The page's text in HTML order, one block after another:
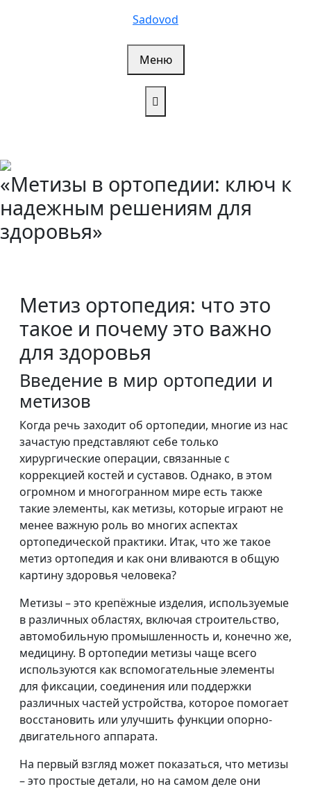
Sadovod
Меню
«Метизы в ортопедии: ключ к
надежным решениям для
здоровья»
Метиз ортопедия: что это
такое и почему это важно
для здоровья
Введение в мир ортопедии и
метизов
Когда речь заходит об ортопедии, многие из нас
зачастую представляют себе только
хирургические операции, связанные с
коррекцией костей и суставов. Однако, в этом
огромном и многогранном мире есть также
такие элементы, как метизы, которые играют не
менее важную роль во многих аспектах
ортопедической практики. Итак, что же такое
метиз ортопедия и как они вливаются в общую
картину здоровья человека?
Метизы – это крепёжные изделия, используемые
в различных областях, включая строительство,
автомобильную промышленность и, конечно же,
медицину. В ортопедии метизы чаще всего
используются как вспомогательные элементы
для фиксации, соединения или поддержки
различных частей устройства, которое помогает
восстановить или улучшить функции опорно-
двигательного аппарата.
На первый взгляд может показаться, что метизы
– это простые детали, но на самом деле они